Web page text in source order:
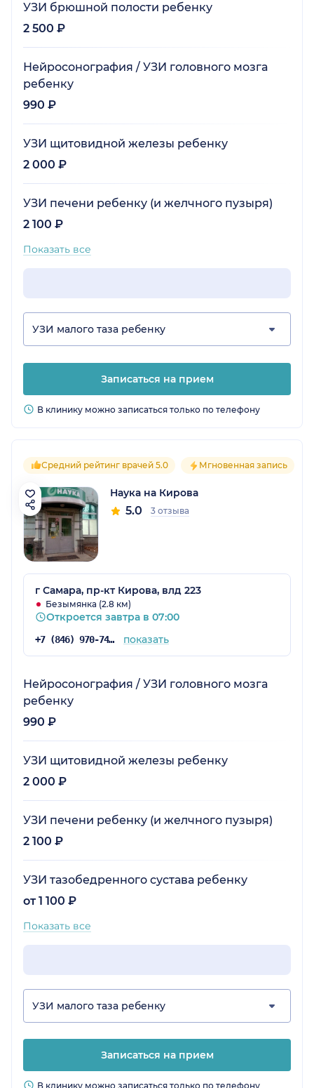
УЗИ брюшной полости ребенку
2 500 ₽
Нейросонография / УЗИ головного мозга
ребенку
990 ₽
УЗИ щитовидной железы ребенку
2 000 ₽
УЗИ печени ребенку (и желчного пузыря)
2 100 ₽
Показать все
УЗИ малого таза ребенку
Записаться на прием
В клинику можно записаться только по телефону
Средний рейтинг врачей 5.0 Мгновенная запись
Наука на Кирова
5.0 3 отзыва
г Самара, пр-кт Кирова, влд 223
Безымянка (2.8 км)
Откроется завтра в 07:00
+7 (846) 970-74-50 показать
Нейросонография / УЗИ головного мозга
ребенку
990 ₽
УЗИ щитовидной железы ребенку
2 000 ₽
УЗИ печени ребенку (и желчного пузыря)
2 100 ₽
УЗИ тазобедренного сустава ребенку
от 1 100 ₽
Показать все
УЗИ малого таза ребенку
Записаться на прием
В клинику можно записаться только по телефону